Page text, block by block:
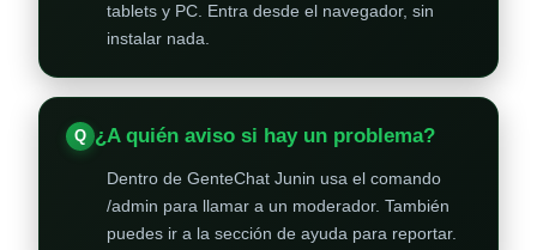
tablets y PC. Entra desde el navegador, sin
instalar nada.
¿A quién aviso si hay un problema?
Dentro de GenteChat Junin usa el comando
/admin para llamar a un moderador. También
puedes ir a la sección de ayuda para reportar.